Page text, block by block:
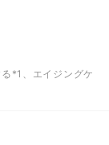
*1
、エイジングケ